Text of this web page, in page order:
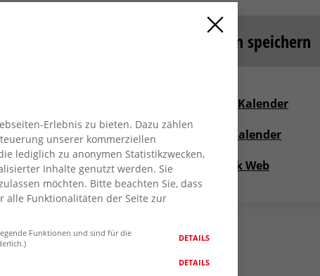
für die
vom AWO-
Moers, sollen nicht
ein Symbol für die
an diesem
Termin speichern
Google Kalender
Apple Kalender
Outlook Web
Erlebnis zu bieten. Dazu zählen
unserer kommerziellen
lediglich zu anonymen Statistikzwecken,
Inhalte genutzt werden. Sie
möchten. Bitte beachten Sie, dass
alle Funktionalitäten der Seite zur
Funktionen und sind für die
DETAILS
DETAILS